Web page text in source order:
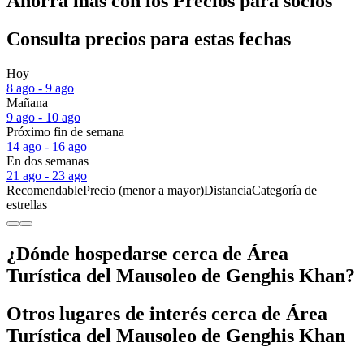
Consulta precios para estas fechas
Hoy
8 ago - 9 ago
Mañana
9 ago - 10 ago
Próximo fin de semana
14 ago - 16 ago
En dos semanas
21 ago - 23 ago
RecomendablePrecio (menor a mayor)DistanciaCategoría de
estrellas
¿Dónde hospedarse cerca de Área
Turística del Mausoleo de Genghis Khan?
Otros lugares de interés cerca de Área
Turística del Mausoleo de Genghis Khan